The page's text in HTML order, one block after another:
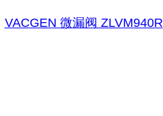
VACGEN 微漏阀 ZLVM940R